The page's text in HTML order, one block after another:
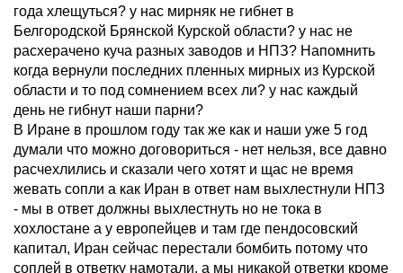
года хлещуться? у нас мирняк не гибнет в
Белгородской Брянской Курской области? у нас не
расхерачено куча разных заводов и НПЗ? Напомнить
когда вернули последних пленных мирных из Курской
области и то под сомнением всех ли? у нас каждый
день не гибнут наши парни?
В Иране в прошлом году так же как и наши уже 5 год
думали что можно договориться - нет нельзя, все давно
расчехлились и сказали чего хотят и щас не время
жевать сопли а как Иран в ответ нам выхлестнули НПЗ
- мы в ответ должны выхлестнуть но не тока в
хохлостане а у европейцев и там где пендосовский
капитал, Иран сейчас перестали бомбить потому что
соплей в ответку намотали, а мы никакой ответки кроме